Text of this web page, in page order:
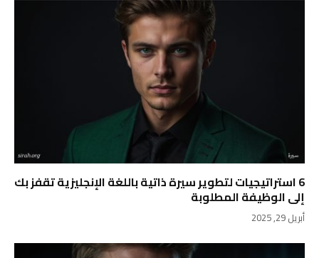
6 استراتيجيات لتطوير سيرة ذاتية باللغة الإنجليزية تقفز بك
إلى الوظيفة المطلوبة
أبريل 29, 2025